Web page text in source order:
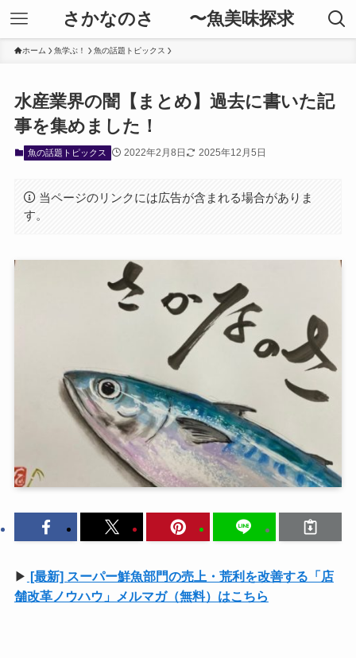
さかなのさ 〜魚美味探求
ホーム 魚学ぶ！ 魚の話題トピックス
水産業界の闇【まとめ】過去に書いた記
事を集めました！
魚の話題トピックス 2022年2月8日 2025年12月5日
当ページのリンクには広告が含まれる場合がありま
す。
▶ [最新] スーパー鮮魚部門の売上・荒利を改善する「店
舗改革ノウハウ」メルマガ（無料）はこちら